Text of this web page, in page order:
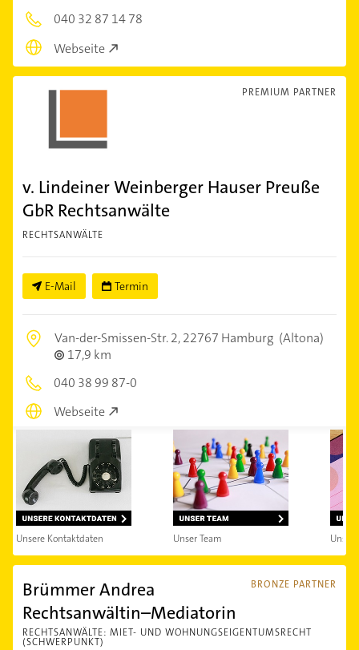
040 32 87 14 78
Webseite
PREMIUM PARTNER
v. Lindeiner Weinberger Hauser Preuße
GbR Rechtsanwälte
RECHTSANWÄLTE
E-Mail Termin
Van-der-Smissen-Str. 2,22767 Hamburg (Altona)
17,9 km
040 38 99 87-0
Webseite
Unsere Kontaktdaten Unser Team
BRONZE PARTNER
Brümmer Andrea
Rechtsanwältin–Mediatorin
RECHTSANWÄLTE: MIET- UND WOHNUNGSEIGENTUMSRECHT
(SCHWERPUNKT)